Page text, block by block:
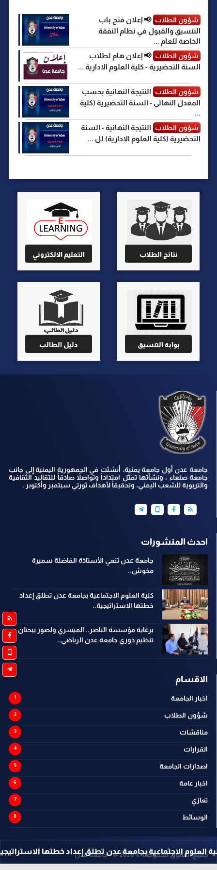
الاجتماعية بجامعة عدن تطلق إعداد خطتها الاستراتيجية ...
شؤون الطلاب 📢 إعلان فتح باب
التنسيق والقبول في نظام النفقة
الخاصة للعام ...
شؤون الطلاب 📢 إعلان هام لطلاب
السنة التحضيرية - كلية العلوم الادارية ...
شؤون الطلاب
النتيجة النهائية بحسب
المعدل النهائي - السنة التحضيرية (كلية
...
شؤون الطلاب
النتيجة النهائية - السنة
التحضيرية (كلية العلوم الادارية) لل ...
نتائج الطلاب التعليم الالكتروني
بوابة التنسيق دليل الطالب
جامعة عدن أول جامعة يمنية، أنشئت في الجمهورية اليمنية إلى جانب
جامعة صنعاء ، ونشأتها تمثل امتداداً وتواصلاً صادقاً للتقاليد الثقافية
والتربوية للشعب اليمني، وتحقيقاً لأهداف ثورتي سبتمبر وأكتوبر .
احدث المنشورات
جامعة عدن تنعي الأستاذة الفاضلة سميرة
مخوش..
كلية العلوم الاجتماعية بجامعة عدن تطلق إعداد
خطتها الاستراتيجية..
برعاية مؤسسة الناصر.. الميسري ولصور يبحثان
تنظيم دوري جامعة عدن الرياضي..
الاقسام
اخبار الجامعة
شؤون الطلاب
مناقشات
القرارات
اصدارات الجامعة
اخبار عامة
تعازي
الوسائط
جميع الحقوق محفوظة ©2026@ - جامعة عدن